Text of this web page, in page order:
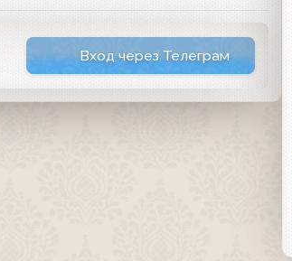
Вход через Телеграм